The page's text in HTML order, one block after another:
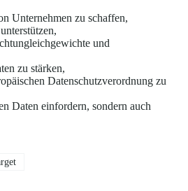
Unternehmen zu schaffen,
und
zu stärken,
Datenschutzverordnung zu
Daten einfordern, sondern auch